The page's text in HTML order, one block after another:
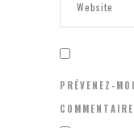
PRÉVENEZ-